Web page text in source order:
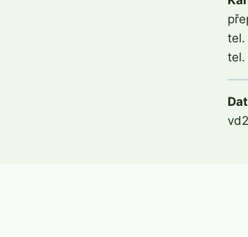
tel.
tel.